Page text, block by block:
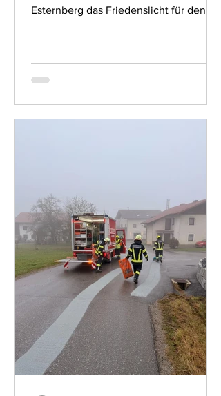
Esternberg das Friedenslicht für den
Mut macht“ – ein starkes Zeichen für